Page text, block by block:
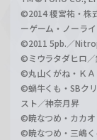
©2014 榎宮祐・株
ーゲーム・ノーラ
©2011 5pb.／
©ミウラタダヒロ
©丸山くがね・Ｋ
©蝸牛くも・SBク
スト／神奈月昇
©暁なつめ・カカ
©暁なつめ・三嶋